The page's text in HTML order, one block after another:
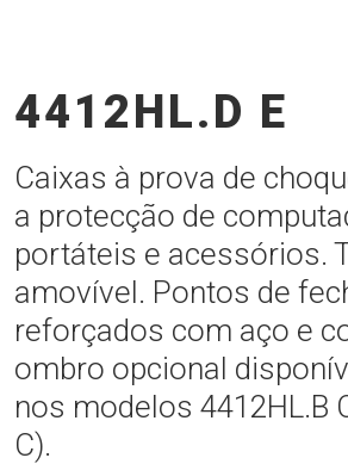
4412HL.D E
Caixas à prova de
a protecção de
portáteis e acessórios.
amovível. Pontos de
reforçados com aço e
ombro opcional
nos modelos 4412HL.B
C).